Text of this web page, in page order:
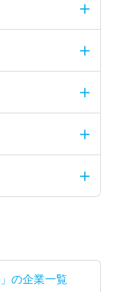
」の企業一覧